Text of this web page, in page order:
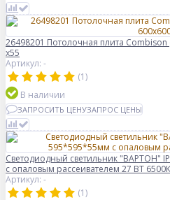
26498201 Потолочная плита
x55
Артикул: -
(1)
В наличии
ЗАПРОСИТЬ ЦЕНУЗАПРОС ЦЕНЫ
Светодиодный светильник "ВАРТОН"
с опаловым рассеивателем 27 ВТ 6500К
Артикул: -
(1)